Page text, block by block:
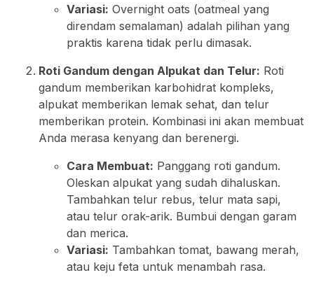
Variasi: Overnight oats (oatmeal yang
direndam semalaman) adalah pilihan yang
praktis karena tidak perlu dimasak.
Roti Gandum dengan Alpukat dan Telur: Roti
gandum memberikan karbohidrat kompleks,
alpukat memberikan lemak sehat, dan telur
memberikan protein. Kombinasi ini akan membuat
Anda merasa kenyang dan berenergi.
Cara Membuat: Panggang roti gandum.
Oleskan alpukat yang sudah dihaluskan.
Tambahkan telur rebus, telur mata sapi,
atau telur orak-arik. Bumbui dengan garam
dan merica.
Variasi: Tambahkan tomat, bawang merah,
atau keju feta untuk menambah rasa.